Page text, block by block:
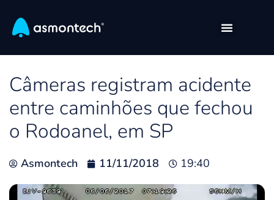
Câmeras registram acidente
entre caminhões que fechou
o Rodoanel, em SP
Asmontech 11/11/2018 19:40